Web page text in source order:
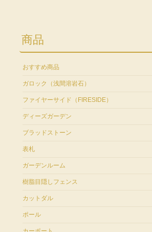
商品
おすすめ商品
ガロック（浅間溶岩石）
ファイヤーサイド（FIRESIDE）
ディーズガーデン
ブラッドストーン
表札
ガーデンルーム
樹脂目隠しフェンス
カットダル
ポール